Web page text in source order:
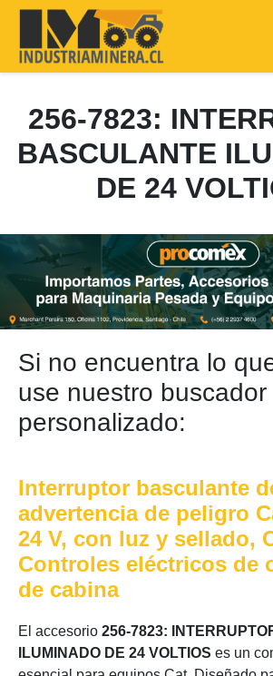
256-7823:
BASCULANTE
DE 24
Si no encuentra lo
use nuestro buscador
personalizado:
Interruptor basculante
advertencia de peligro
24 V, con luz y sellado,
Controles eléctricos de
de cabina
El accesorio 256-7823:
ILUMINADO DE 24 VOLTIOS es un